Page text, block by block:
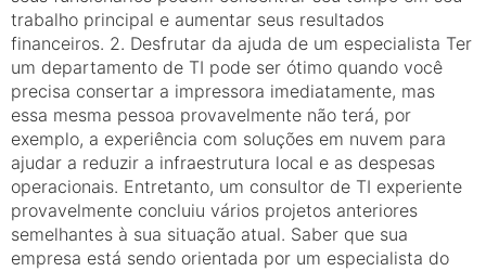
trabalho principal e aumentar seus resultados
financeiros. 2. Desfrutar da ajuda de um especialista Ter
um departamento de TI pode ser ótimo quando você
precisa consertar a impressora imediatamente, mas
essa mesma pessoa provavelmente não terá, por
exemplo, a experiência com soluções em nuvem para
ajudar a reduzir a infraestrutura local e as despesas
operacionais. Entretanto, um consultor de TI experiente
provavelmente concluiu vários projetos anteriores
semelhantes à sua situação atual. Saber que sua
empresa está sendo orientada por um especialista do